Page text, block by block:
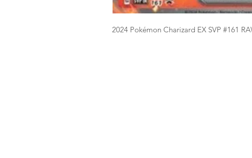
2024 Pokémon Charizard EX SVP #161